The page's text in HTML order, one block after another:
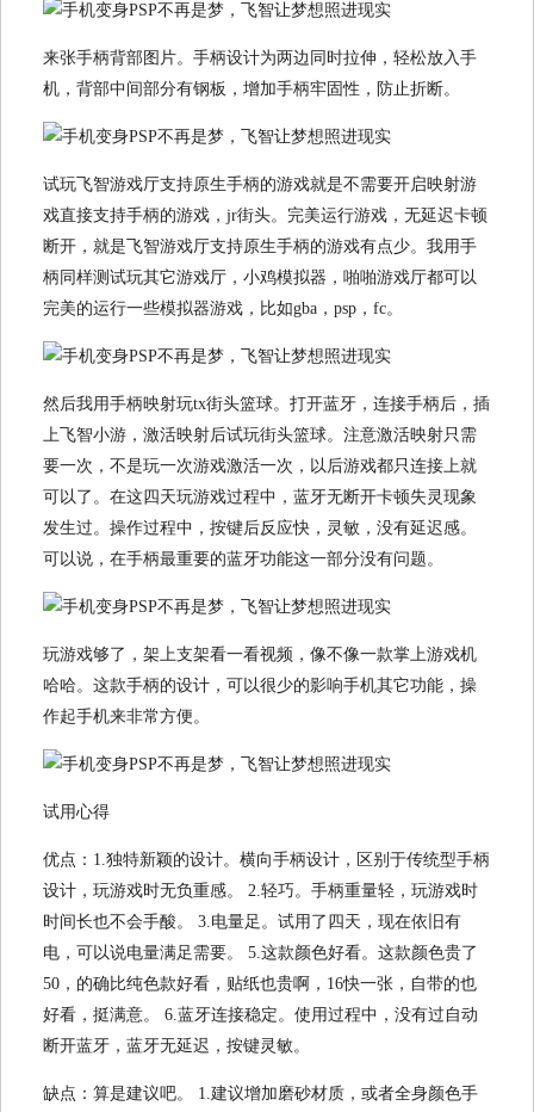
来张手柄背部图片。手柄设计为两边同时拉伸，轻松放入手
机，背部中间部分有钢板，增加手柄牢固性，防止折断。
试玩飞智游戏厅支持原生手柄的游戏就是不需要开启映射游
戏直接支持手柄的游戏，jr街头。完美运行游戏，无延迟卡顿
断开，就是飞智游戏厅支持原生手柄的游戏有点少。我用手
柄同样测试玩其它游戏厅，小鸡模拟器，啪啪游戏厅都可以
完美的运行一些模拟器游戏，比如gba，psp，fc。
然后我用手柄映射玩tx街头篮球。打开蓝牙，连接手柄后，插
上飞智小游，激活映射后试玩街头篮球。注意激活映射只需
要一次，不是玩一次游戏激活一次，以后游戏都只连接上就
可以了。在这四天玩游戏过程中，蓝牙无断开卡顿失灵现象
发生过。操作过程中，按键后反应快，灵敏，没有延迟感。
可以说，在手柄最重要的蓝牙功能这一部分没有问题。
玩游戏够了，架上支架看一看视频，像不像一款掌上游戏机
哈哈。这款手柄的设计，可以很少的影响手机其它功能，操
作起手机来非常方便。
试用心得
优点：1.独特新颖的设计。横向手柄设计，区别于传统型手柄
设计，玩游戏时无负重感。 2.轻巧。手柄重量轻，玩游戏时
时间长也不会手酸。 3.电量足。试用了四天，现在依旧有
电，可以说电量满足需要。 5.这款颜色好看。这款颜色贵了
50，的确比纯色款好看，贴纸也贵啊，16快一张，自带的也
好看，挺满意。 6.蓝牙连接稳定。使用过程中，没有过自动
断开蓝牙，蓝牙无延迟，按键灵敏。
缺点：算是建议吧。 1.建议增加磨砂材质，或者全身颜色手